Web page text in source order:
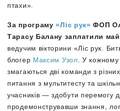
птахи».
За програму«Ліс рук» ФОП
Тарасу Балану заплатили
ведучим вікторини «Ліс рук.
блогер Максим Узол . У
змагаються дві команди з
питання з мультитесту та
учасників — здобути перемогу
продемонструвавши знання,